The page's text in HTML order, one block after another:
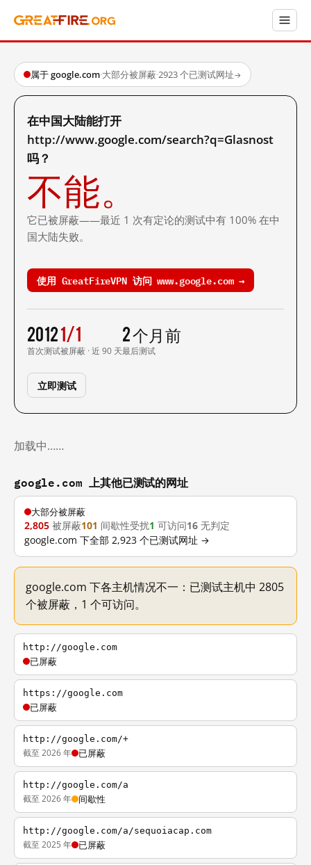
属于 google.com·大部分被屏蔽·2923 个已测试网址→
在中国大陆能打开
http://www.google.com/search?q=Glasnost
吗？
不能。
它已被屏蔽——最近 1 次有定论的测试中有 100% 在中
国大陆失败。
使用 GreatFireVPN 访问 www.google.com →
2012
首次测试
1/1
被屏蔽 · 近 90 天
2 个月前
最后测试
立即测试
加载中……
google.com 上其他已测试的网址
大部分被屏蔽
2,805 被屏蔽101 间歇性受扰1 可访问16 无判定
google.com 下全部 2,923 个已测试网址 →
google.com 下各主机情况不一：已测试主机中 2805
个被屏蔽，1 个可访问。
http://google.com
已屏蔽
https://google.com
已屏蔽
http://google.com/+
截至 2026 年 已屏蔽
http://google.com/a
截至 2026 年 间歇性
http://google.com/a/sequoiacap.com
截至 2025 年 已屏蔽